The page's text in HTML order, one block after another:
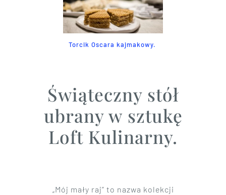
Torcik Oscara kajmakowy.
Świąteczny stół
ubrany w sztukę
Loft Kulinarny.
„Mój mały raj” to nazwa kolekcji